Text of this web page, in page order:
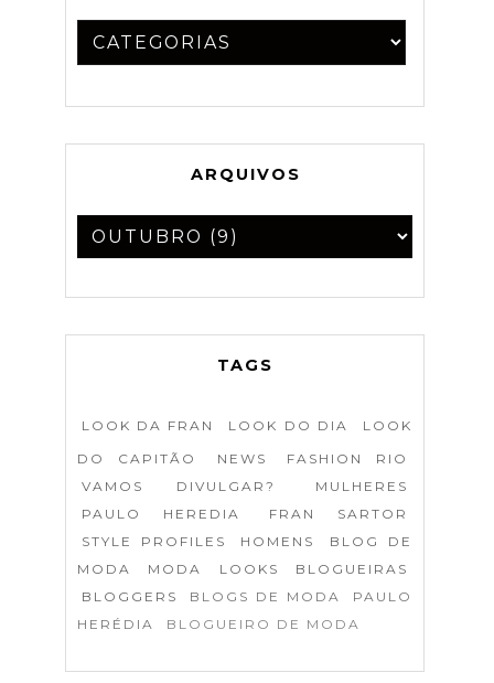
ARQUIVOS
TAGS
LOOK DA FRAN LOOK DO DIA
LOOK
DO CAPITÃO
NEWS
FASHION RIO
VAMOS DIVULGAR?
MULHERES
PAULO HEREDIA
FRAN SARTOR
STYLE PROFILES
HOMENS
BLOG DE
MODA
MODA LOOKS
BLOGUEIRAS
BLOGGERS
BLOGS DE MODA
PAULO
HERÉDIA
BLOGUEIRO DE MODA